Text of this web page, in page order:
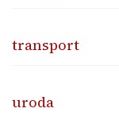
transport
uroda